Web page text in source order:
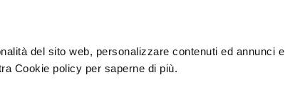
del sito web, personalizzare contenuti ed annunci e
Cookie policy per saperne di più.